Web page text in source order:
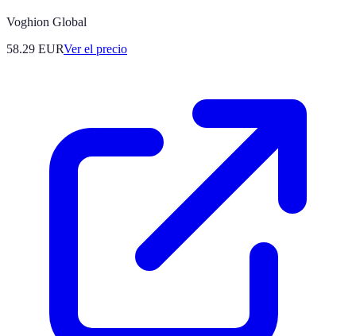
Voghion Global
58.29 EURVer el precio